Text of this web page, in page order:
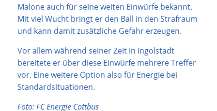
Malone auch für seine weiten Einwürfe bekannt.
Mit viel Wucht bringt er den Ball in den Strafraum
und kann damit zusätzliche Gefahr erzeugen.
Vor allem während seiner Zeit in Ingolstadt
bereitete er über diese Einwürfe mehrere Treffer
vor. Eine weitere Option also für Energie bei
Standardsituationen.
Foto: FC Energie Cottbus